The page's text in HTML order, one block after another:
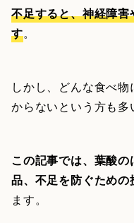
不足すると、神経障
す。
しかし、どんな食べ
からないという方も多
この記事では、葉酸
品、不足を防ぐため
ます。